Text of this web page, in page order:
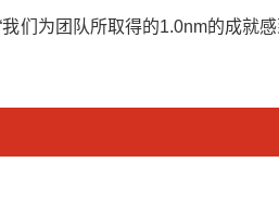
们为团队所取得的1.0nm的成就